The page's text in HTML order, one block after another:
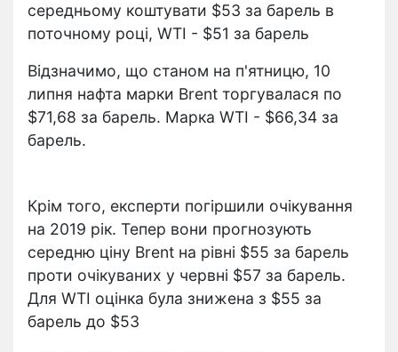
середньому коштувати $53 за барель в
поточному році, WTI - $51 за барель
Відзначимо, що станом на п'ятницю, 10
липня нафта марки Brent торгувалася по
$71,68 за барель. Марка WTI - $66,34 за
барель.
Крім того, експерти погіршили очікування
на 2019 рік. Тепер вони прогнозують
середню ціну Brent на рівні $55 за барель
проти очікуваних у червні $57 за барель.
Для WTI оцінка була знижена з $55 за
барель до $53